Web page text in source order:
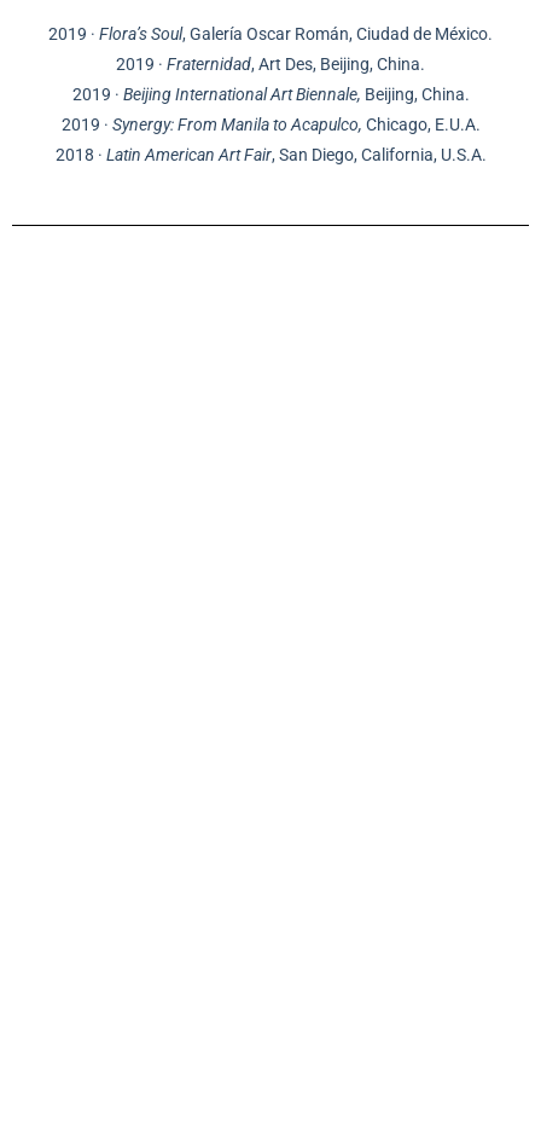
2019 · Flora’s Soul, Galería Oscar Román, Ciudad de México.
2019 · Fraternidad, Art Des, Beijing, China.
2019 · Beijing International Art Biennale, Beijing, China.
2019 · Synergy: From Manila to Acapulco, Chicago, E.U.A.
2018 · Latin American Art Fair, San Diego, California, U.S.A.